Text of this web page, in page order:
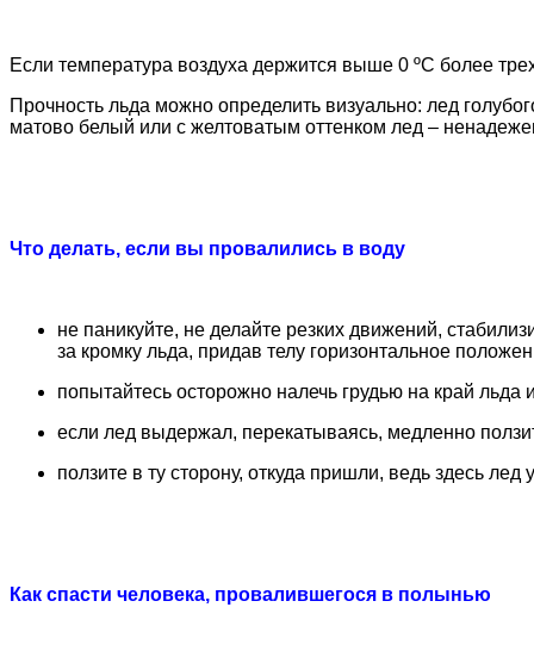
Если температура воздуха держится выше 0 ºС более
Прочность льда можно определить визуально: лед
матово белый или с желтоватым оттенком лед –
Что делать, если вы провалились в воду
не паникуйте, не делайте резких движений,
за кромку льда, придав телу горизонтальное
попытайтесь осторожно налечь грудью на край льда
если лед выдержал, перекатываясь, медленно
ползите в ту сторону, откуда пришли, ведь здесь
Как спасти человека, провалившегося в полынью